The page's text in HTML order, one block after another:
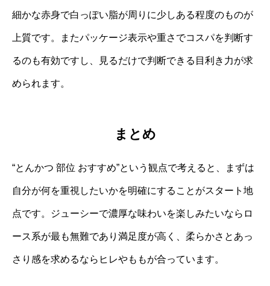
細かな赤身で白っぽい脂が周りに少しある程度のものが
上質です。またパッケージ表示や重さでコスパを判断す
るのも有効ですし、見るだけで判断できる目利き力が求
められます。
まとめ
“とんかつ 部位 おすすめ”という観点で考えると、まずは
自分が何を重視したいかを明確にすることがスタート地
点です。ジューシーで濃厚な味わいを楽しみたいならロ
ース系が最も無難であり満足度が高く、柔らかさとあっ
さり感を求めるならヒレやももが合っています。